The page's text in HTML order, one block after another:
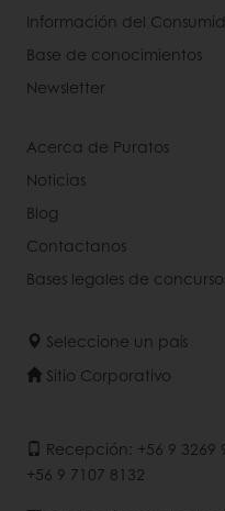
Información del
Base de conocimientos
Newsletter
Acerca de Puratos
Noticias
Blog
Contactanos
Bases legales de
Seleccione un país
Sitio Corporativo
Recepción: +56 9
+56 9 7107 8132